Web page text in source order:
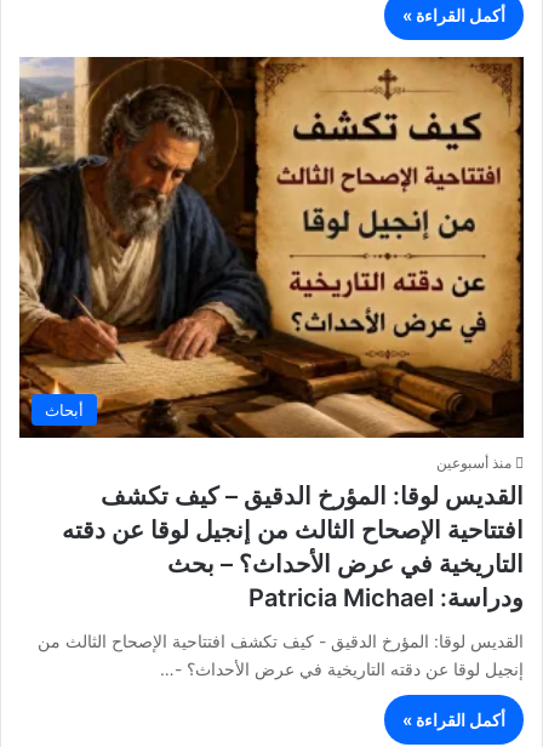
أكمل القراءة »
أبحاث
منذ أسبوعين
القديس لوقا: المؤرخ الدقيق – كيف تكشف
افتتاحية الإصحاح الثالث من إنجيل لوقا عن دقته
التاريخية في عرض الأحداث؟ – بحث
ودراسة: Patricia Michael
القديس لوقا: المؤرخ الدقيق - كيف تكشف افتتاحية الإصحاح الثالث من
إنجيل لوقا عن دقته التاريخية في عرض الأحداث؟ -…
أكمل القراءة »